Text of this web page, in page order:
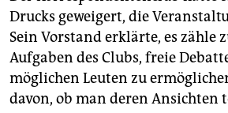
Drucks geweigert, die
Sein Vorstand erklärte, es zähle
Aufgaben des Clubs, freie
möglichen Leuten zu
davon, ob man deren Ansichten